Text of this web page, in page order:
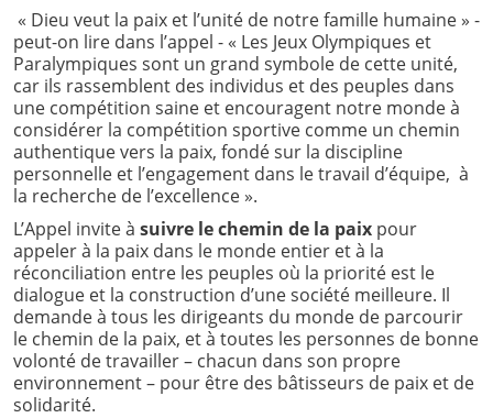
« Dieu veut la paix et l’unité de notre famille humaine » -
peut-on lire dans l’appel - « Les Jeux Olympiques et
Paralympiques sont un grand symbole de cette unité,
car ils rassemblent des individus et des peuples dans
une compétition saine et encouragent notre monde à
considérer la compétition sportive comme un chemin
authentique vers la paix, fondé sur la discipline
personnelle et l’engagement dans le travail d’équipe, à
la recherche de l’excellence ».
L’Appel invite à suivre le chemin de la paix pour
appeler à la paix dans le monde entier et à la
réconciliation entre les peuples où la priorité est le
dialogue et la construction d’une société meilleure. Il
demande à tous les dirigeants du monde de parcourir
le chemin de la paix, et à toutes les personnes de bonne
volonté de travailler – chacun dans son propre
environnement – pour être des bâtisseurs de paix et de
solidarité.